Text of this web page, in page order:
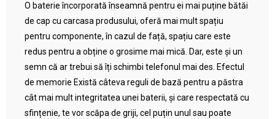
O baterie încorporată înseamnă pentru ei mai puține bătăi
de cap cu carcasa produsului, oferă mai mult spațiu
pentru componente, în cazul de față, spațiu care este
redus pentru a obține o grosime mai mică. Dar, este și un
semn că ar trebui să îți schimbi telefonul mai des. Efectul
de memorie Există câteva reguli de bază pentru a păstra
cât mai mult integritatea unei baterii, și care respectată cu
sfințenie, te vor scăpa de griji, cel puțin unul sau poate